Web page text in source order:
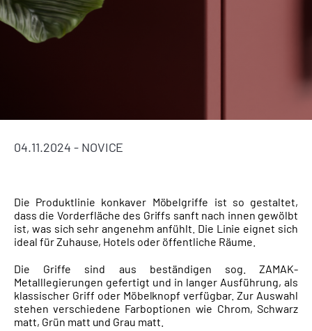
04.11.2024 - NOVICE
Die Produktlinie konkaver Möbelgriffe ist so gestaltet,
dass die Vorderfläche des Griffs sanft nach innen gewölbt
ist, was sich sehr angenehm anfühlt. Die Linie eignet sich
ideal für Zuhause, Hotels oder öffentliche Räume.
Die Griffe sind aus beständigen sog. ZAMAK-
Metalllegierungen gefertigt und in langer Ausführung, als
klassischer Griff oder Möbelknopf verfügbar. Zur Auswahl
stehen verschiedene Farboptionen wie Chrom, Schwarz
matt, Grün matt und Grau matt.